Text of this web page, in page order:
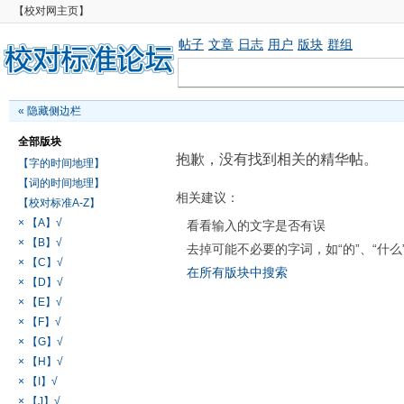
【校对网主页】
帖子 文章 日志 用户 版块 群组
« 隐藏侧边栏
全部版块
【字的时间地理】
【词的时间地理】
【校对标准A-Z】
× 【A】√
× 【B】√
× 【C】√
× 【D】√
× 【E】√
× 【F】√
× 【G】√
× 【H】√
× 【I】√
× 【J】√
抱歉，没有找到相关的精华帖。
相关建议：
看看输入的文字是否有误
去掉可能不必要的字词，如“的”、“什么
在所有版块中搜索